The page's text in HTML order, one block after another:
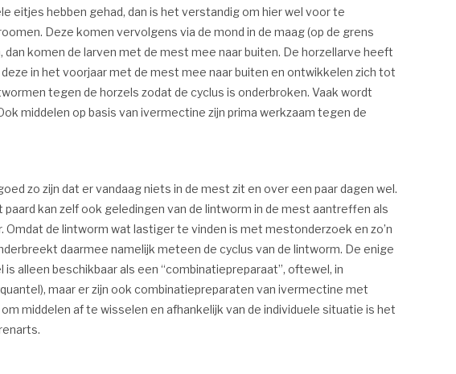
eitjes hebben gehad, dan is het verstandig om hier wel voor te
Deze komen vervolgens via de mond in de maag (op de grens
komen de larven met de mest mee naar buiten. De horzellarve heeft
in het voorjaar met de mest mee naar buiten en ontwikkelen zich tot
tegen de horzels zodat de cyclus is onderbroken. Vaak wordt
middelen op basis van ivermectine zijn prima werkzaam tegen de
zo zijn dat er vandaag niets in de mest zit en over een paar dagen wel.
kan zelf ook geledingen van de lintworm in de mest aantreffen als
de lintworm wat lastiger te vinden is met mestonderzoek en zo’n
daarmee namelijk meteen de cyclus van de lintworm. De enige
alleen beschikbaar als een “combinatiepreparaat”, oftewel, in
maar er zijn ook combinatiepreparaten van ivermectine met
middelen af te wisselen en afhankelijk van de individuele situatie is het